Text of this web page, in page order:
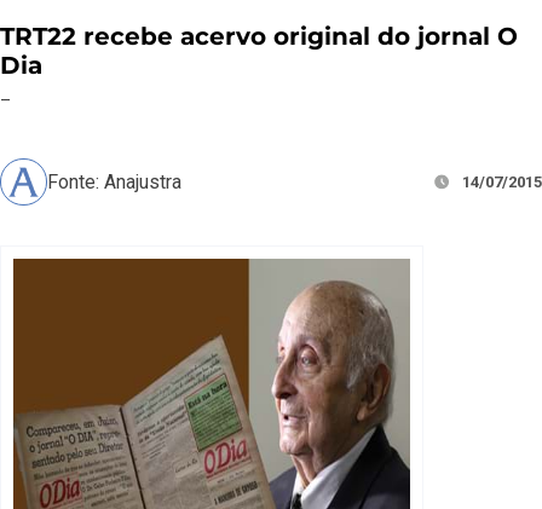
TRT22 recebe acervo original do jornal O
Dia
–
Fonte: Anajustra 14/07/2015